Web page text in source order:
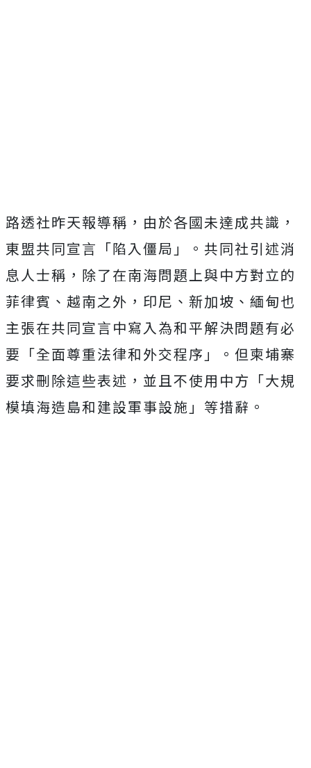
路透社昨天報導稱，由於各國未達成共識，
東盟共同宣言「陷入僵局」。共同社引述消
息人士稱，除了在南海問題上與中方對立的
菲律賓、越南之外，印尼、新加坡、緬甸也
主張在共同宣言中寫入為和平解決問題有必
要「全面尊重法律和外交程序」。但柬埔寨
要求刪除這些表述，並且不使用中方「大規
模填海造島和建設軍事設施」等措辭。